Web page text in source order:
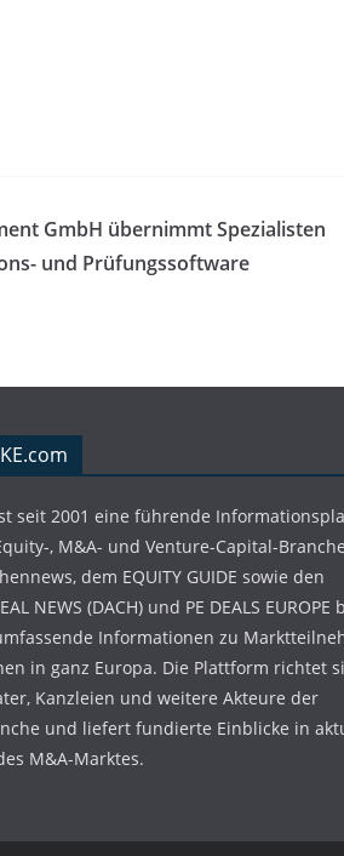
GmbH übernimmt Spezialisten
und Prüfungssoftware
seit 2001 eine führende
, M&A- und Venture-Capital-
dem EQUITY GUIDE sowie den
NEWS (DACH) und PE DEALS EUROPE
Informationen zu
in ganz Europa. Die Plattform richtet
Kanzleien und weitere Akteure der
und liefert fundierte Einblicke in
M&A-Marktes.